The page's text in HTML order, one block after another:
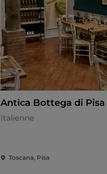
Antica Bottega di Pisa
Italienne
Toscana, Pisa